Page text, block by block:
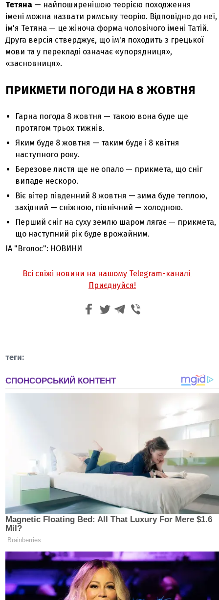
Тетяна — найпоширенішою теорією походження
імені можна назвати римську теорію. Відповідно до неї,
ім'я Тетяна — це жіноча форма чоловічого імені Татій.
Друга версія стверджує, що ім'я походить з грецької
мови та у перекладі означає «упорядниця»,
«засновниця».
ПРИКМЕТИ ПОГОДИ НА 8 ЖОВТНЯ
Гарна погода 8 жовтня — такою вона буде ще
протягом трьох тижнів.
Яким буде 8 жовтня — таким буде і 8 квітня
наступного року.
Березове листя ще не опало — прикмета, що сніг
випаде нескоро.
Віє вітер південний 8 жовтня — зима буде теплою,
західний — сніжною, північний — холодною.
Перший сніг на суху землю шаром лягає — прикмета,
що наступний рік буде врожайним.
ІА "Вголос": НОВИНИ
Всі свіжі новини на нашому Telegram-каналі
Приєднуйся!